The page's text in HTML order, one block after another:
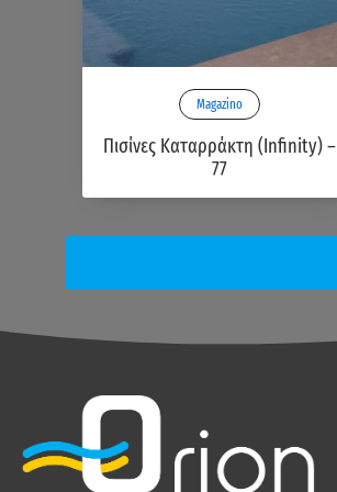
Magazino
Πισίνες Καταρράκτη (Infinity) –
77